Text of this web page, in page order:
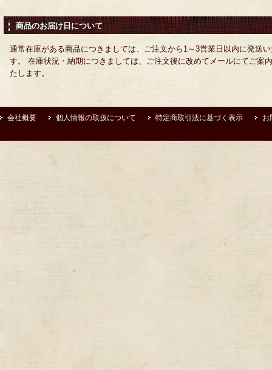
商品のお届け日について
通常在庫がある商品につきましては、ご注文から1～3営業日以内に発送
す。 在庫状況・納期につきましては、ご注文後に改めてメールにてご案
たします。
会社概要 個人情報の取扱について 特定商取引法に基づく表示 お